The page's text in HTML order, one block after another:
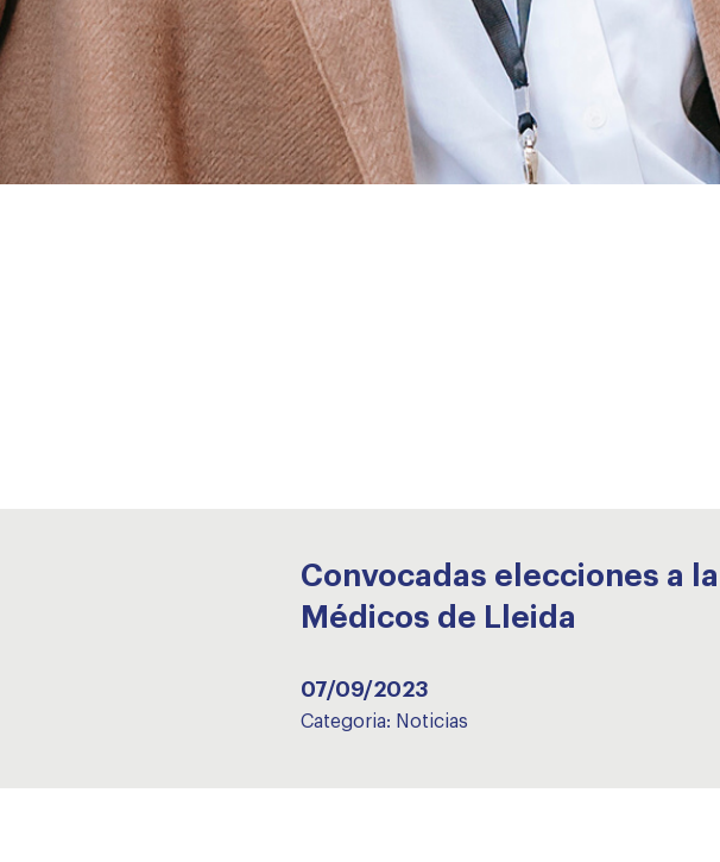
Convocadas elecciones a
Médicos de Lleida
07/09/2023
Categoria: Noticias